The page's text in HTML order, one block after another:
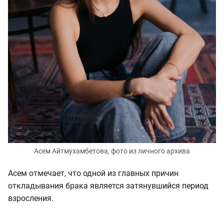
Асем Айтмухамбетова, фото из личного архива
Асем отмечает, что одной из главных причин
откладывания брака является затянувшийся период
взросления.